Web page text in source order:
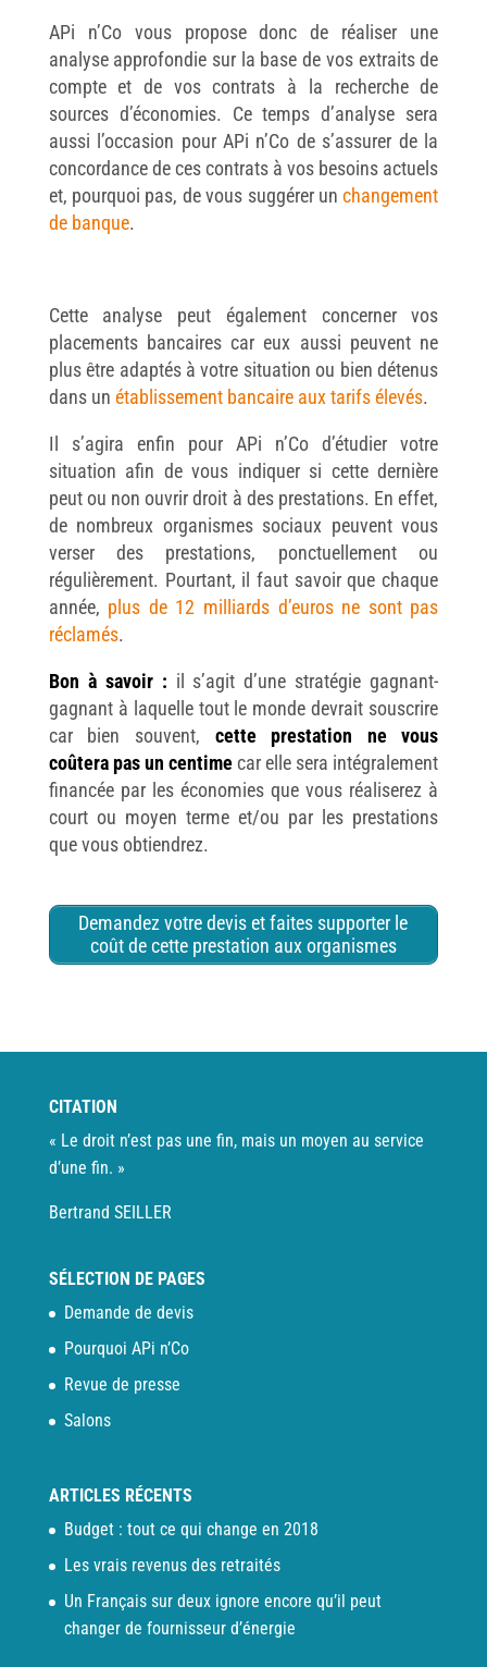
APi n’Co vous propose donc de réaliser une
analyse approfondie sur la base de vos extraits de
compte et de vos contrats à la recherche de
sources d’économies. Ce temps d’analyse sera
aussi l’occasion pour APi n’Co de s’assurer de la
concordance de ces contrats à vos besoins actuels
et, pourquoi pas, de vous suggérer unchangement
de banque.
Cette analyse peut également concerner vos
placements bancaires car eux aussi peuvent ne
plus être adaptés à votre situation ou bien détenus
dans un établissement bancaire aux tarifs élevés.
Il s’agira enfin pour APi n’Co d’étudier votre
situation afin de vous indiquer si cette dernière
peut ou non ouvrir droit à des prestations. En effet,
de nombreux organismes sociaux peuvent vous
verser des prestations, ponctuellement ou
régulièrement. Pourtant, il faut savoir que chaque
année, plus de 12 milliards d’euros ne sont pas
réclamés.
Bon à savoir : il s’agit d’une stratégie gagnant-
gagnant à laquelle tout le monde devrait souscrire
car bien souvent, cette prestation ne vous
coûtera pas un centimecar elle sera intégralement
financée par les économies que vous réaliserez à
court ou moyen terme et/ou par les prestations
que vous obtiendrez.
Demandez votre devis et faites supporter le
coût de cette prestation aux organismes
CITATION
« Le droit n’est pas une fin, mais un moyen au service
d’une fin. »
Bertrand SEILLER
SÉLECTION DE PAGES
Demande de devis
Pourquoi APi n’Co
Revue de presse
Salons
ARTICLES RÉCENTS
Budget : tout ce qui change en 2018
Les vrais revenus des retraités
Un Français sur deux ignore encore qu’il peut
changer de fournisseur d’énergie